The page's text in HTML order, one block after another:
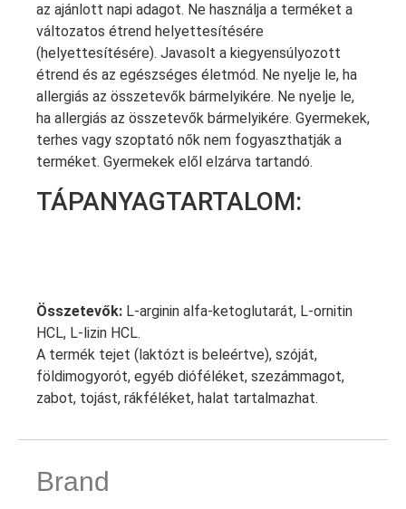
az ajánlott napi adagot. Ne használja a terméket a
változatos étrend helyettesítésére
(helyettesítésére). Javasolt a kiegyensúlyozott
étrend és az egészséges életmód. Ne nyelje le, ha
allergiás az összetevők bármelyikére. Ne nyelje le,
ha allergiás az összetevők bármelyikére. Gyermekek,
terhes vagy szoptató nők nem fogyaszthatják a
terméket. Gyermekek elől elzárva tartandó.
TÁPANYAGTARTALOM:
Összetevők: L-arginin alfa-ketoglutarát, L-ornitin
HCL, L-lizin HCL.
A termék tejet (laktózt is beleértve), szóját,
földimogyorót, egyéb dióféléket, szezámmagot,
zabot, tojást, rákféléket, halat tartalmazhat.
Brand